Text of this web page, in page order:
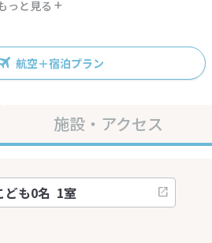
っと見る
航空＋宿泊プラン
施設・アクセス